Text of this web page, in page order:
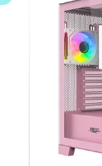
نمایش
کارت گرافیک
منبع تغذیه (پاور)
رم
مادربرد